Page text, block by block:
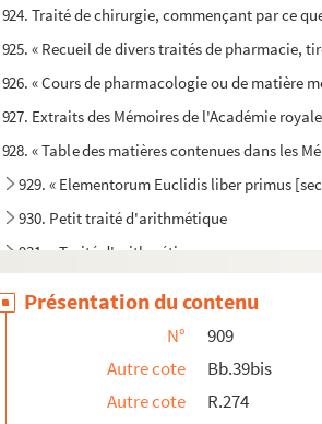
924. Traité de chirurgie, commençant par ce
925. « Recueil de divers traités de pharmacie,
926. « Cours de pharmacologie ou de matière
927. Extraits des Mémoires de l'Académie
928. « Table des matières contenues dans les
929. « Elementorum Euclidis liber primus
930. Petit traité d'arithmétique
931. « Traité d'arithmétique »
933. Traité d'arithmétique, avec des notions
Présentation du contenu
N°
909
Autre cote
Bb.39bis
Autre cote
R.274